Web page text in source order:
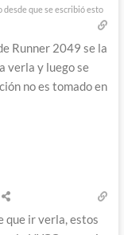
desde que se escribió esto
Runner 2049 se la
verla y luego se
no es tomado en
que ir verla, estos